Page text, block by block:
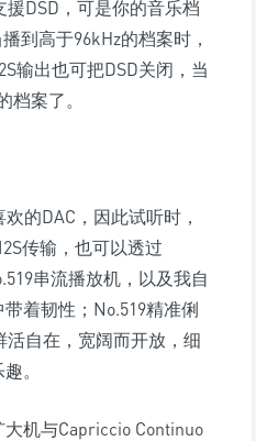
DSD，可是你的音乐档
到高于96kHz的档案时，
输出也可把DSD关闭，当
案了。
的DAC，因此试听时，
传输，也可以透过
串流播放机，以及我自
着韧性；No.519精准俐
自在，宽阔而开放，细
。
机与Capriccio Continuo